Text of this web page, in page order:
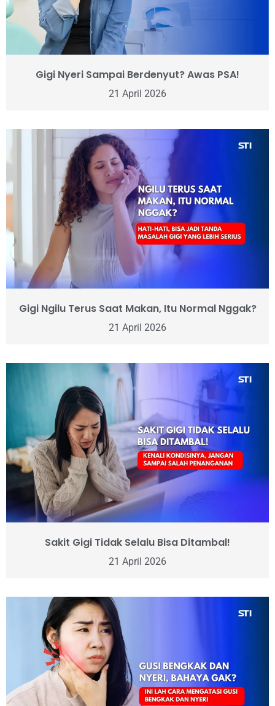
Gigi Nyeri Sampai Berdenyut? Awas PSA!
21 April 2026
Gigi Ngilu Terus Saat Makan, Itu Normal Nggak?
21 April 2026
Sakit Gigi Tidak Selalu Bisa Ditambal!
21 April 2026